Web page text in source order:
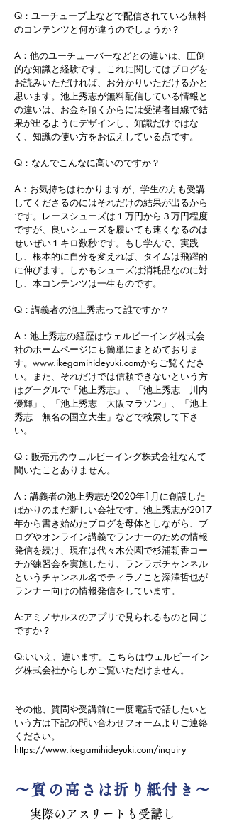
Q：ユーチューブ上などで配信されている無料
のコンテンツと何が違うのでしょうか？
A：他のユーチューバーなどとの違いは、圧倒
的な知識と経験です。これに関してはブログを
お読みいただければ、お分かりいただけるかと
思います。池上秀志が無料配信している情報と
の違いは、お金を頂くからには受講者目線で結
果が出るようにデザインし、知識だけではな
く、知識の使い方をお伝えしている点です。
Q：なんでこんなに高いのですか？
A：お気持ちはわかりますが、学生の方も受講
してくださるのにはそれだけの結果が出るから
です。レースシューズは１万円から３万円程度
ですが、良いシューズを履いても速くなるのは
せいぜい１キロ数秒です。もし学んで、実践
し、根本的に自分を変えれば、タイムは飛躍的
に伸びます。しかもシューズは消耗品なのに対
し、本コンテンツは一生ものです。
Q：講義者の池上秀志って誰ですか？
A：池上秀志の経歴はウェルビーイング株式会
社のホームページにも簡単にまとめておりま
す。 www.ikegamihideyuki.comからご覧くださ
い。また、それだけでは信頼できないという方
はグーグルで「池上秀志」、「池上秀志 川内
優輝」、「池上秀志 大阪マラソン」、「池上
秀志 無名の国立大生」などで検索して下さ
い。
Q：販売元のウェルビーイング株式会社なんて
聞いたことありません。
A：講義者の池上秀志が2020年1月に創設した
ばかりのまだ新しい会社です。池上秀志が2017
年から書き始めたブログを母体としながら、ブ
ログやオンライン講義でランナーのための情報
発信を続け、現在は代々木公園で杉浦朝香コー
チが練習会を実施したり、ランラボチャンネル
というチャンネル名でティラノこと深澤哲也が
ランナー向けの情報発信をしています。
A:アミノサルスのアプリで見られるものと同じ
ですか？
Q:いいえ、違います。こちらはウェルビーイン
グ株式会社からしかご覧いただけません。
その他、質問や受講前に一度電話で話したいと
いう方は下記の問い合わせフォームよりご連絡
ください。
https://www.ikegamihideyuki.com/inquiry
～​質の高さは折り紙付き～
​実際のアスリートも受講し